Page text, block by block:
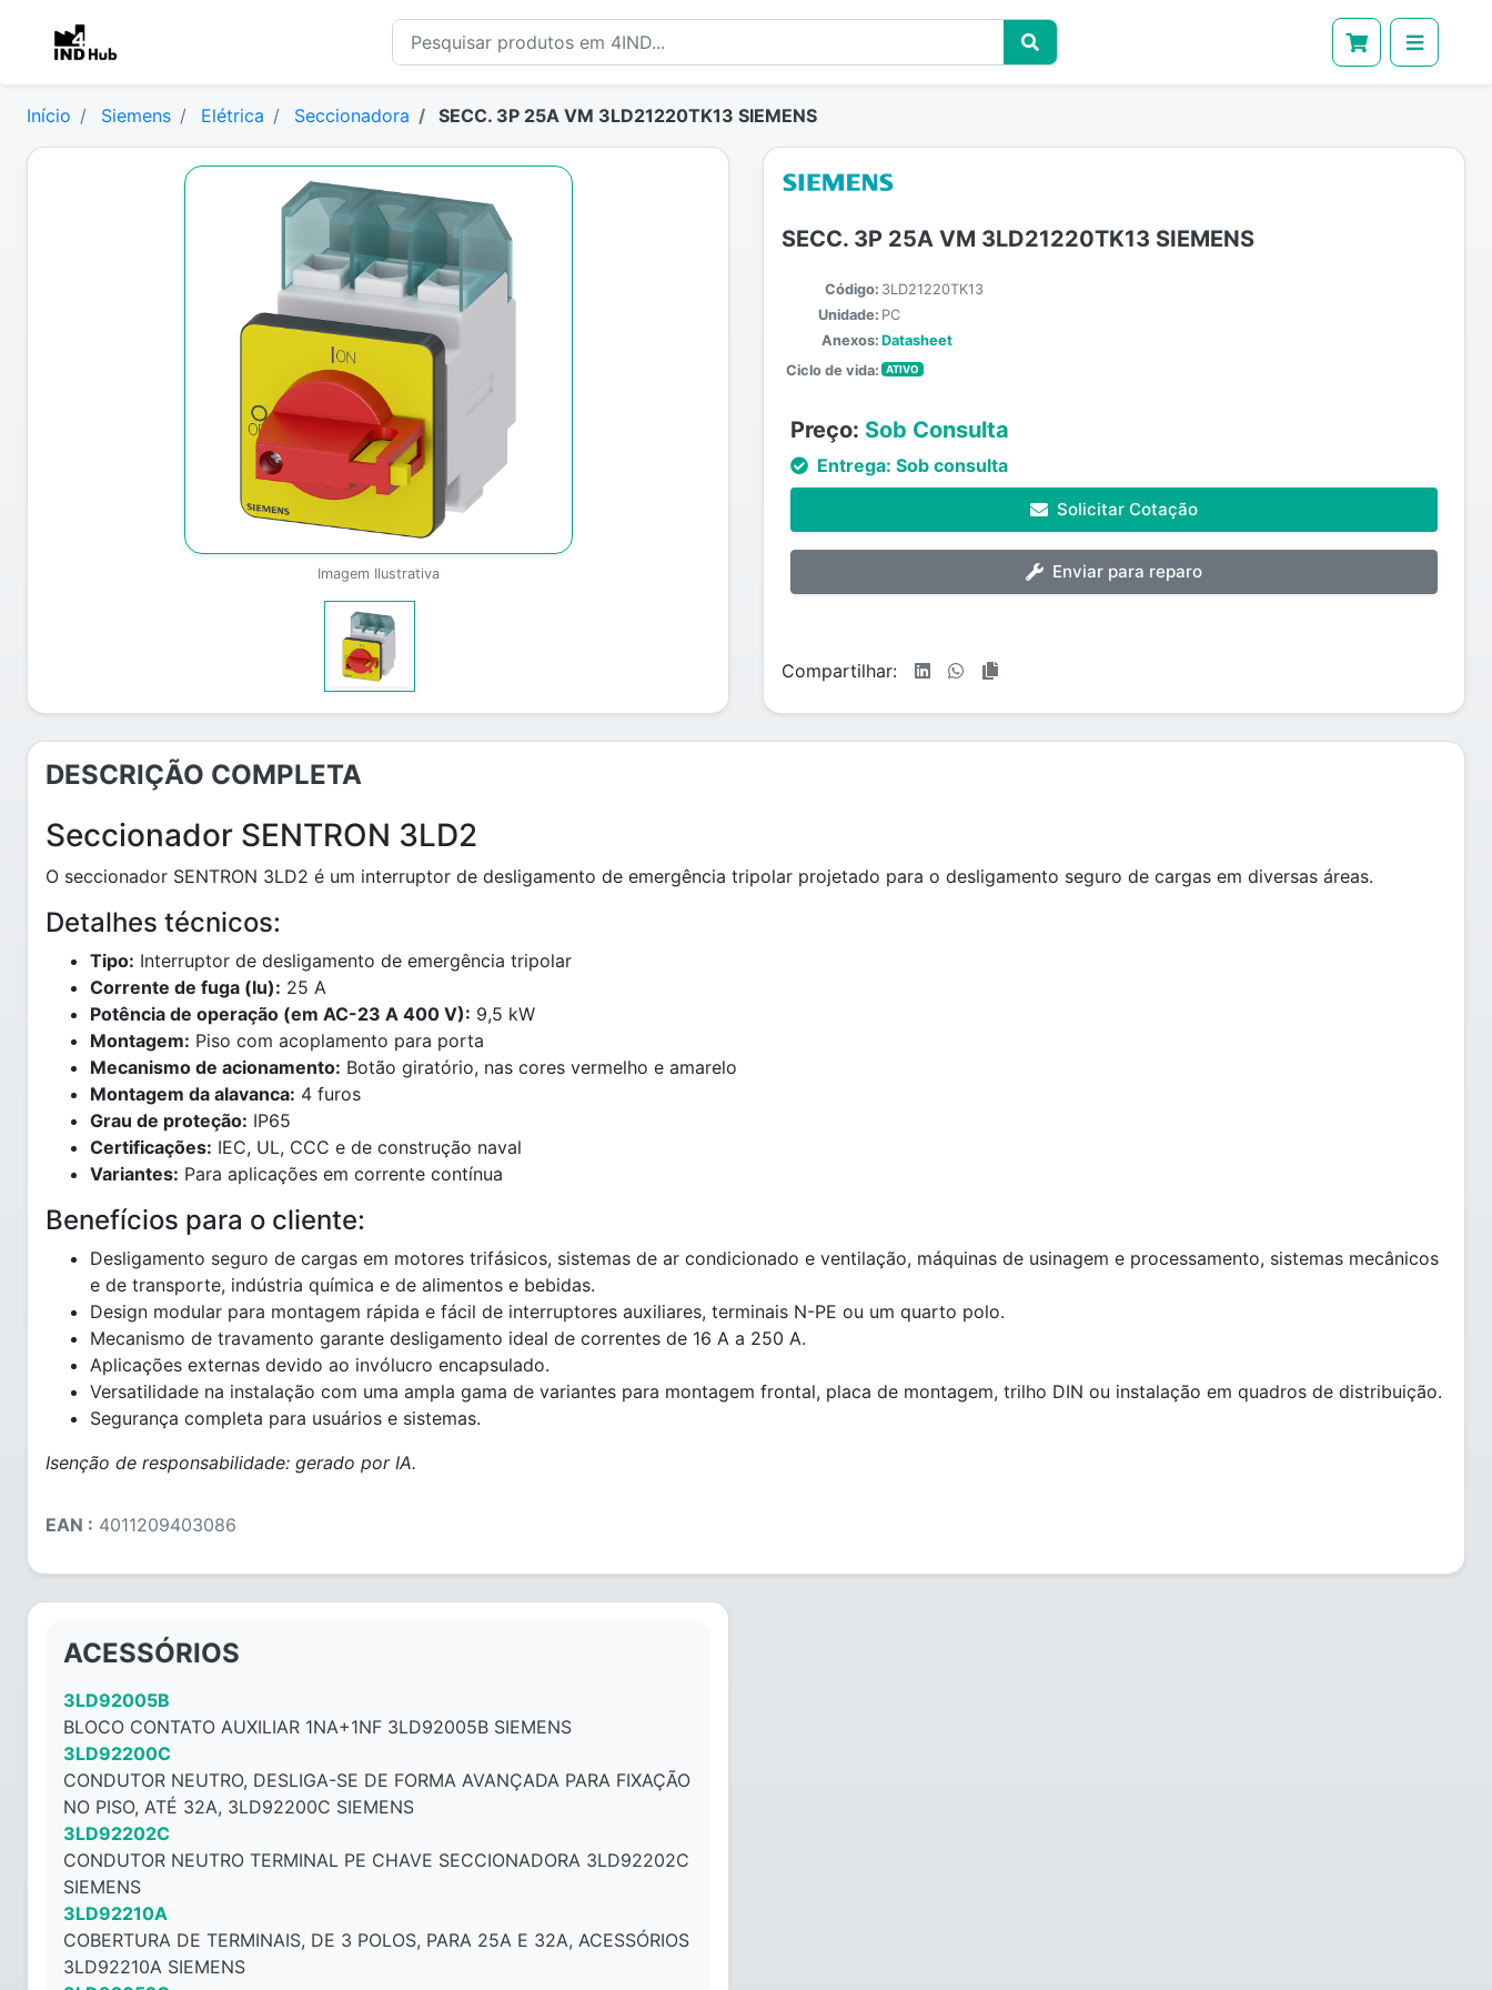
Início Siemens Elétrica Seccionadora SECC. 3P 25A VM 3LD21220TK13 SIEMENS
Imagem Ilustrativa
SECC. 3P 25A VM 3LD21220TK13 SIEMENS
Código: 3LD21220TK13
Unidade: PC
Anexos: Datasheet
Ciclo de vida:
ATIVO
Preço: Sob Consulta
Entrega: Sob consulta
Solicitar Cotação
Enviar para reparo
Compartilhar:
DESCRIÇÃO COMPLETA
Seccionador SENTRON 3LD2
O seccionador SENTRON 3LD2 é um interruptor de desligamento de emergência tripolar projetado para o desligamento seguro de cargas em diversas áreas.
Detalhes técnicos:
Tipo: Interruptor de desligamento de emergência tripolar
Corrente de fuga (Iu): 25 A
Potência de operação (em AC-23 A 400 V): 9,5 kW
Montagem: Piso com acoplamento para porta
Mecanismo de acionamento: Botão giratório, nas cores vermelho e amarelo
Montagem da alavanca: 4 furos
Grau de proteção: IP65
Certificações: IEC, UL, CCC e de construção naval
Variantes: Para aplicações em corrente contínua
Benefícios para o cliente:
Desligamento seguro de cargas em motores trifásicos, sistemas de ar condicionado e ventilação, máquinas de usinagem e processamento, sistemas mecânicos
e de transporte, indústria química e de alimentos e bebidas.
Design modular para montagem rápida e fácil de interruptores auxiliares, terminais N-PE ou um quarto polo.
Mecanismo de travamento garante desligamento ideal de correntes de 16 A a 250 A.
Aplicações externas devido ao invólucro encapsulado.
Versatilidade na instalação com uma ampla gama de variantes para montagem frontal, placa de montagem, trilho DIN ou instalação em quadros de distribuição.
Segurança completa para usuários e sistemas.
Isenção de responsabilidade: gerado por IA.
EAN : 4011209403086
ACESSÓRIOS
3LD92005B
BLOCO CONTATO AUXILIAR 1NA+1NF 3LD92005B SIEMENS
3LD92200C
CONDUTOR NEUTRO, DESLIGA-SE DE FORMA AVANÇADA PARA FIXAÇÃO
NO PISO, ATÉ 32A, 3LD92200C SIEMENS
3LD92202C
CONDUTOR NEUTRO TERMINAL PE CHAVE SECCIONADORA 3LD92202C
SIEMENS
3LD92210A
COBERTURA DE TERMINAIS, DE 3 POLOS, PARA 25A E 32A, ACESSÓRIOS
3LD92210A SIEMENS